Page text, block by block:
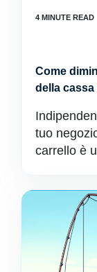
Come
della
tuo
carrello è